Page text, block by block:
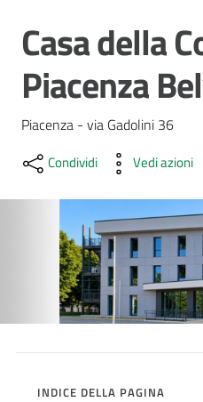
Prestazioni
e
percorsi
di
cura
Salta al contenuto
Casa della
Piacenza
Piacenza - via Gadolini 36
Condividi Vedi azioni
INDICE DELLA PAGINA